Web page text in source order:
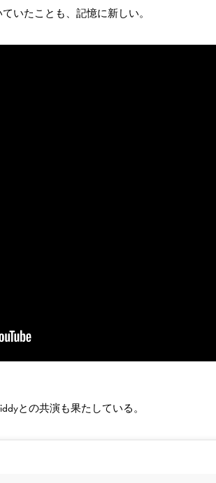
ていたことも、記憶に新しい。
との共演も果たしている。